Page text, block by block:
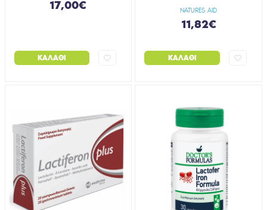
17,00€
ΚΑΛΆΘΙ
NATURES AID
11,82€
ΚΑΛΆΘΙ